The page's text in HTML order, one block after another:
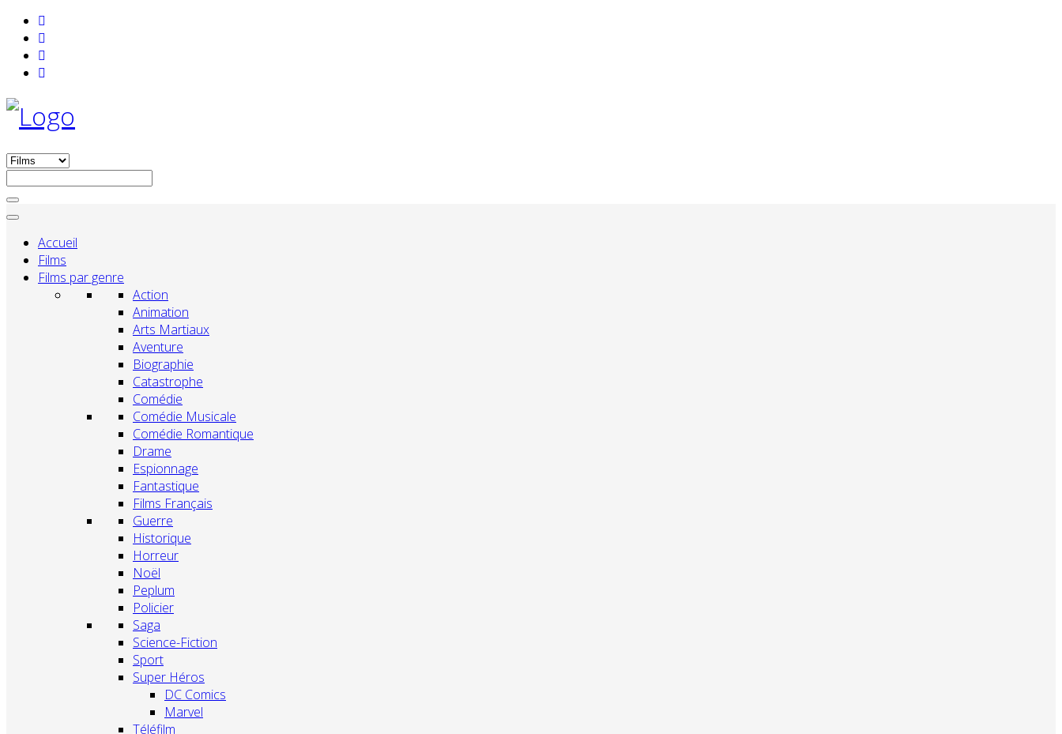
Accueil
Films
Films par genre
Action
Animation
Arts Martiaux
Aventure
Biographie
Catastrophe
Comédie
Comédie Musicale
Comédie Romantique
Drame
Espionnage
Fantastique
Films Français
Guerre
Historique
Horreur
Noël
Peplum
Policier
Saga
Science-Fiction
Sport
Super Héros
DC Comics
Marvel
Téléfilm